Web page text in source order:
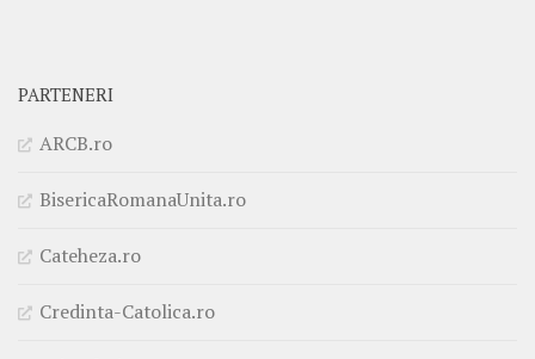
PARTENERI
ARCB.ro
BisericaRomanaUnita.ro
Cateheza.ro
Credinta-Catolica.ro